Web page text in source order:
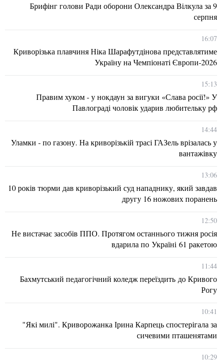
Брифінг голови Ради оборони Олександра Вілкула за 9
серпня
16:07
Криворізька плавчиня Ніка Шарафутдінова представлятиме
Україну на Чемпіонаті Європи-2026
15:13
Правим хуком - у нокдаун за вигуки «Слава росії!» У
Павлограді чоловік ударив любительку рф
14:44
Уламки - по газону. На криворізькій трасі ГАЗель врізалась у
вантажівку
13:06
10 років тюрми дав криворізький суд нападнику, який завдав
другу 16 ножових поранень
12:50
Не вистачає засобів ППО. Протягом останнього тижня росія
вдарила по Україні 61 ракетою
11:44
Бахмутський педагогічний коледж переїздить до Кривого
Рогу
10:41
"Які милі". Криворожанка Ірина Карпець спостерігала за
сичевими пташенятами
10:29